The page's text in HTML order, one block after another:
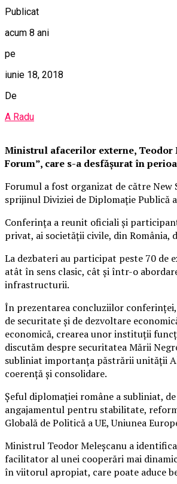
Publicat
acum 8 ani
pe
iunie 18, 2018
De
A Radu
Ministrul afacerilor externe, Teodor
Forum”, care s-a desfășurat în
Forumul a fost organizat de către
sprijinul Diviziei de Diplomație Publică
Conferința a reunit oficiali și
privat, ai societății civile, din România,
La dezbateri au participat peste 70 de
atât în sens clasic, cât și într-o
infrastructurii.
În prezentarea concluziilor
de securitate și de dezvoltare
economică, crearea unor instituții
discutăm despre securitatea Mării
subliniat importanța păstrării unității
coerență și consolidare.
Șeful diplomației române a subliniat,
angajamentul pentru stabilitate,
Globală de Politică a UE, Uniunea
Ministrul Teodor Meleșcanu a
facilitator al unei cooperări mai
în viitorul apropiat, care poate aduce